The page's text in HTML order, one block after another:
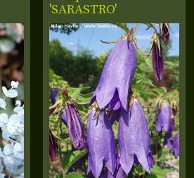
'SARASTRO'